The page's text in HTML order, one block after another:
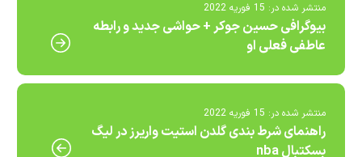
منتشر شده در: 15 فوریه 2022
بیوگرافی حسین جوکر + حواشی جدید و رابطه
عاطفی فعلی او
منتشر شده در: 15 فوریه 2022
راهنمای شرط بندی گلدن استیت واریرز در لیگ
بسکتبال nba